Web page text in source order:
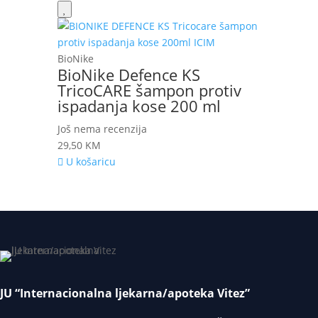
BioNike
BioNike Defence KS
TricoCARE šampon protiv
ispadanja kose 200 ml
Još nema recenzija
29,50 KM
U košaricu
JU “Internacionalna ljekarna/apoteka Vitez”